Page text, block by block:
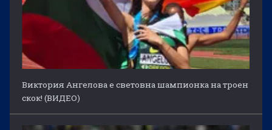
Виктория Ангелова е световна шампионка на троен
скок! (ВИДЕО)